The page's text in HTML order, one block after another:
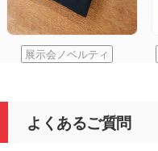
展示会ノベルティ
よくあるご質問